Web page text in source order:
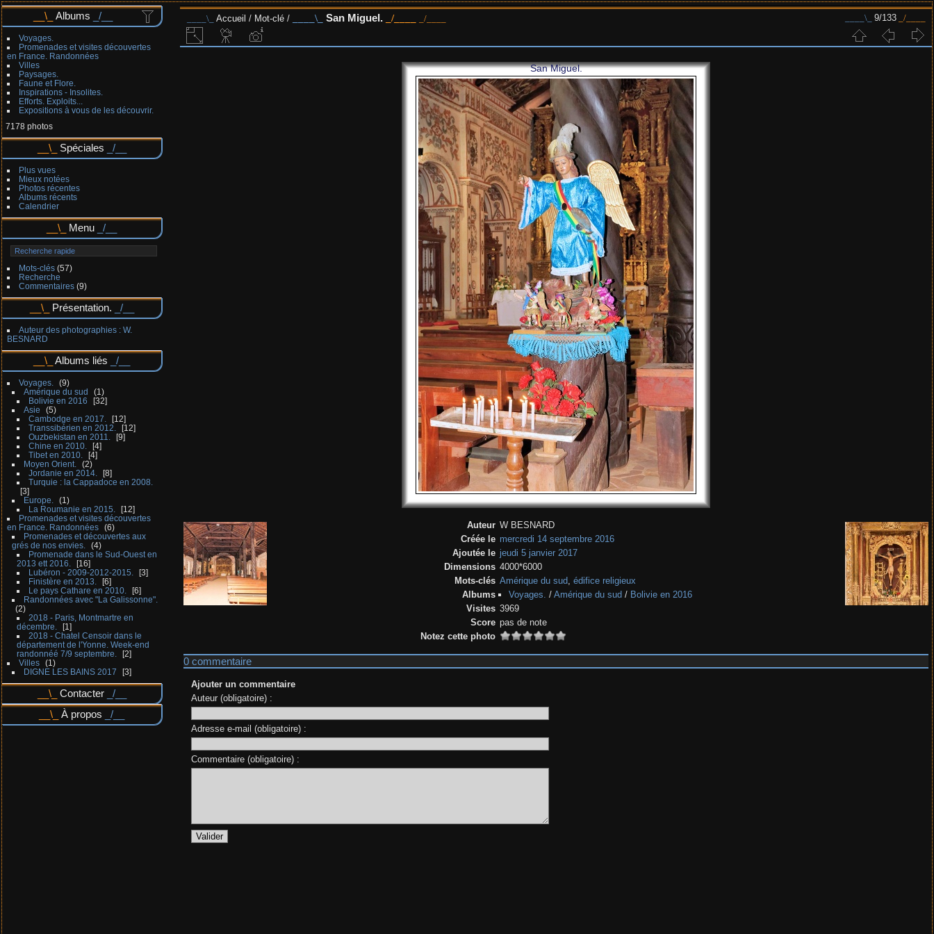
Albums
Voyages.
Promenades et visites découvertes
en France. Randonnées
Villes
Paysages.
Faune et Flore.
Inspirations - Insolites.
Efforts. Exploits...
Expositions à vous de les découvrir.
7178 photos
Spéciales
Plus vues
Mieux notées
Photos récentes
Albums récents
Calendrier
Menu
Mots-clés(57)
Recherche
Commentaires(9)
Présentation.
Auteur des photographies : W.
BESNARD
Albums liés
Voyages.
9
Amérique du sud
1
Bolivie en 2016
32
Asie
5
Cambodge en 2017.
12
Transsibérien en 2012.
12
Ouzbekistan en 2011.
9
Chine en 2010.
4
Tibet en 2010.
4
Moyen Orient.
2
Jordanie en 2014.
8
Turquie : la Cappadoce en 2008.
3
Europe.
1
La Roumanie en 2015.
12
Promenades et visites découvertes
en France. Randonnées
6
Promenades et découvertes aux
grés de nos envies.
4
Promenade dans le Sud-Ouest en
2013 ett 2016.
16
Lubéron - 2009-2012-2015.
3
Finistère en 2013.
6
Le pays Cathare en 2010.
6
Randonnées avec "La Galissonne".
2
2018 - Paris, Montmartre en
décembre.
1
2018 - Chatel Censoir dans le
département de l'Yonne. Week-end
randonnéé 7/9 septembre.
2
Villes
1
DIGNE LES BAINS 2017
3
Contacter
À propos
Accueil / Mot-clé / San Miguel. 9/133
San Miguel.
Auteur W BESNARD
Créée le mercredi 14 septembre 2016
Ajoutée le jeudi 5 janvier 2017
Dimensions 4000*6000
Mots-clés Amérique du sud, édifice religieux
Albums
Voyages. / Amérique du sud / Bolivie en 2016
Visites 3969
Score pas de note
Notez cette photo
0 commentaire
Ajouter un commentaire
Auteur (obligatoire) :
Adresse e-mail (obligatoire) :
Commentaire (obligatoire) :